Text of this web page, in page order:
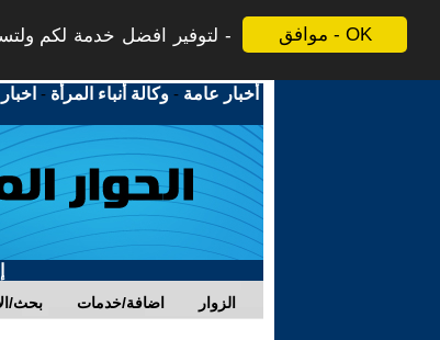
موافق - OK
لتوفير افضل خدمة لكم
أخبار عامة -وكالة أنباء المرأة -
بحث/ اضافة/خدمات الزوار